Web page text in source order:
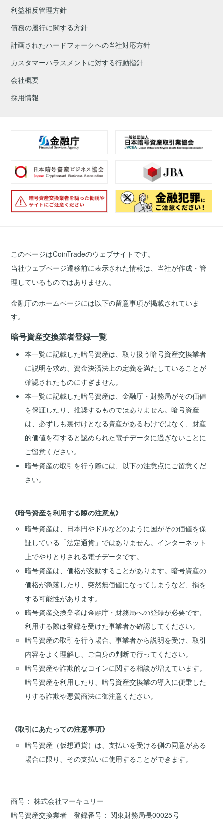
利益相反管理方針
債務の履行に関する方針
計画されたハードフォークへの当社対応方針
カスタマーハラスメントに対する行動指針
会社概要
採用情報
このページはCoinTradeのウェブサイトです。
当社ウェブページ遷移前に表示された情報は、当社が作成・管
理しているものではありません。
金融庁のホームページには以下の留意事項が掲載されていま
す。
暗号資産交換業者登録一覧
本一覧に記載した暗号資産は、取り扱う暗号資産交換業者
に説明を求め、資金決済法上の定義を満たしていることが
確認されたものにすぎません。
本一覧に記載した暗号資産は、金融庁・財務局がその価値
を保証したり、推奨するものではありません。暗号資産
は、必ずしも裏付けとなる資産があるわけではなく、財産
的価値を有すると認められた電子データに過ぎないことに
ご留意ください。
暗号資産の取引を行う際には、以下の注意点にご留意くだ
さい。
《暗号資産を利用する際の注意点》
暗号資産は、日本円やドルなどのように国がその価値を保
証している「法定通貨」ではありません。インターネット
上でやりとりされる電子データです。
暗号資産は、価格が変動することがあります。暗号資産の
価格が急落したり、突然無価値になってしまうなど、損を
する可能性があります。
暗号資産交換業者は金融庁・財務局への登録が必要です。
利用する際は登録を受けた事業者か確認してください。
暗号資産の取引を行う場合、事業者から説明を受け、取引
内容をよく理解し、ご自身の判断で行ってください。
暗号資産や詐欺的なコインに関する相談が増えています。
暗号資産を利用したり、暗号資産交換業の導入に便乗した
りする詐欺や悪質商法に御注意ください。
《取引にあたっての注意事項》
暗号資産（仮想通貨）は、支払いを受ける側の同意がある
場合に限り、その支払いに使用することができます。
商号
株式会社マーキュリー
暗号資産交換業者 登録番号
関東財務局長00025号